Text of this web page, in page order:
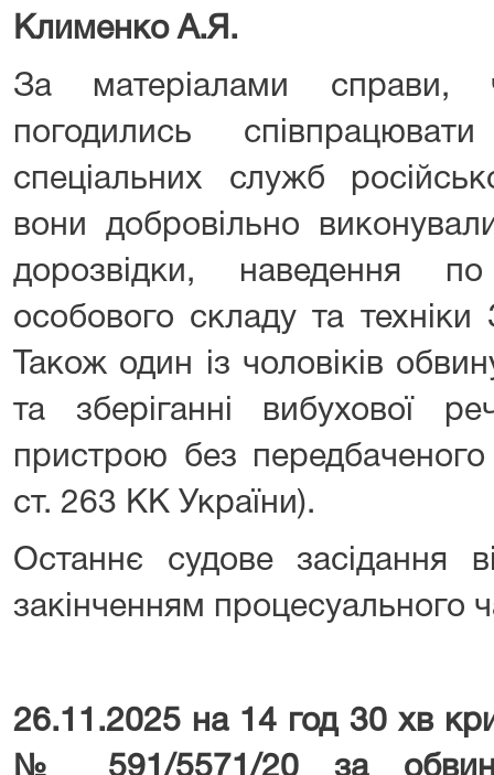
Клименко А.Я.
За матеріалами справи,
погодились
спеціальних служб
вони добровільно
дорозвідки, наведення
особового складу та
Також один із чоловіків
та зберіганні вибухової
пристрою без
ст. 263 КК України).
Останнє судове засідання
закінченням процесуального
26.11.2025 на 14 год 30 хв
№ 591/5571/20 за